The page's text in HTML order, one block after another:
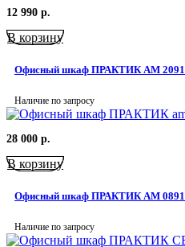
12 990 р.
В корзину
Офисный шкаф ПРАКТИК AM 2091
Наличие по запросу
28 000 р.
В корзину
Офисный шкаф ПРАКТИК AM 0891
Наличие по запросу